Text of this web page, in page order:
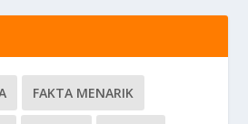
FAKTA MENARIK